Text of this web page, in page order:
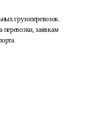
грузоперевозок.
перевозки, заявкам